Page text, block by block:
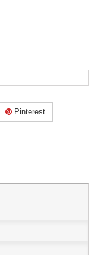
Pinterest